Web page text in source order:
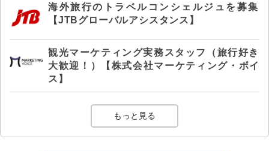
海外旅行のトラベルコンシェルジュを募集
【JTBグローバルアシスタンス】
観光マーケティング実務スタッフ（旅行好き
大歓迎！）【株式会社マーケティング・ボイ
ス】
もっと見る